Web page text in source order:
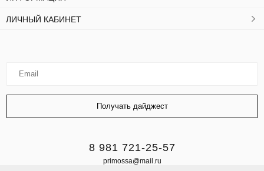
ЛИЧНЫЙ КАБИНЕТ
8 981 721-25-57
primossa@mail.ru